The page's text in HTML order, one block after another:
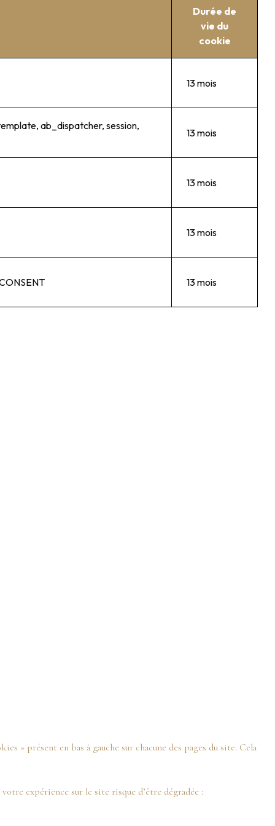
Durée de
vie du
cookie
13 mois
ab_dispatcher, session,
13 mois
13 mois
13 mois
13 mois
» présent en bas à gauche sur chacune des pages du site. Cela
expérience sur le site risque d’être dégradée :